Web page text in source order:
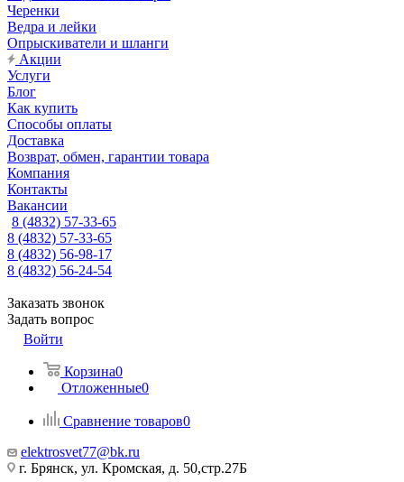
Черенки
Ведра и лейки
Опрыскиватели и шланги
Акции
Услуги
Блог
Как купить
Способы оплаты
Доставка
Возврат, обмен, гарантии товара
Компания
Контакты
Вакансии
8 (4832) 57-33-65
8 (4832) 57-33-65
8 (4832) 56-98-17
8 (4832) 56-24-54
Заказать звонок
Задать вопрос
Войти
Корзина0
Отложенные0
Сравнение товаров0
elektrosvet77@bk.ru
г. Брянск, ул. Кромская, д. 50,стр.27Б